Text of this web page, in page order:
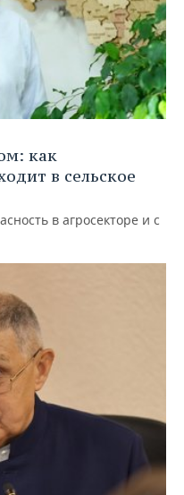
как
в сельское
в агросекторе и с